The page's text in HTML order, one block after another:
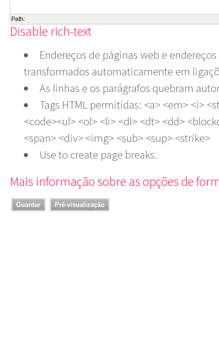
Path:
Disable rich-text
Endereços de páginas web e
transformados automaticamente em
As linhas e os parágrafos quebram
Tags HTML permitidas: <a> <em> <i>
<code><ul> <ol> <li> <dl> <dt> <dd>
<span> <div> <img> <sub> <sup> <strike>
Use to create page breaks.
Mais informação sobre as opções de